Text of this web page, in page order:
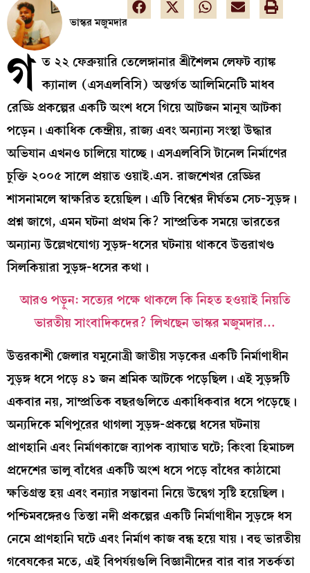
ভাস্কর মজুমদার
গ ত ২২ ফেব্রুয়ারি তেলেঙ্গানার শ্রীশৈলম লেফট ব্যাঙ্ক
ক্যানাল (এসএলবিসি) অন্তর্গত আলিমিনেটি মাধব
রেড্ডি প্রকল্পের একটি অংশ ধসে গিয়ে আটজন মানুষ আটকা
পড়েন। একাধিক কেন্দ্রীয়, রাজ্য এবং অন্যান্য সংস্থা উদ্ধার
অভিযান এখনও চালিয়ে যাচ্ছে। এসএলবিসি টানেল নির্মাণের
চুক্তি ২০০৫ সালে প্রয়াত ওয়াই.এস. রাজশেখর রেড্ডির
শাসনামলে স্বাক্ষরিত হয়েছিল। এটি বিশ্বের দীর্ঘতম সেচ-সুড়ঙ্গ।
প্রশ্ন জাগে, এমন ঘটনা প্রথম কি? সাম্প্রতিক সময়ে ভারতের
অন্যান্য উল্লেখযোগ্য সুড়ঙ্গ-ধসের ঘটনায় থাকবে উত্তরাখণ্ড
সিলকিয়ারা সুড়ঙ্গ-ধসের কথা।
আরও পড়ুন: সত্যের পক্ষে থাকলে কি নিহত হওয়াই নিয়তি
ভারতীয় সাংবাদিকদের? লিখছেন ভাস্কর মজুমদার…
উত্তরকাশী জেলার যমুনোত্রী জাতীয় সড়কের একটি নির্মাণাধীন
সুড়ঙ্গ ধসে পড়ে ৪১ জন শ্রমিক আটকে পড়েছিল। এই সুড়ঙ্গটি
একবার নয়, সাম্প্রতিক বছরগুলিতে একাধিকবার ধসে পড়েছে।
অন্যদিকে মণিপুরের থাগলা সুড়ঙ্গ-প্রকল্পে ধসের ঘটনায়
প্রাণহানি এবং নির্মাণকাজে ব্যাপক ব্যাঘাত ঘটে; কিংবা হিমাচল
প্রদেশের ভালু বাঁধের একটি অংশ ধসে পড়ে বাঁধের কাঠামো
ক্ষতিগ্রস্ত হয় এবং বন্যার সম্ভাবনা নিয়ে উদ্বেগ সৃষ্টি হয়েছিল।
পশ্চিমবঙ্গেরও তিস্তা নদী প্রকল্পের একটি নির্মাণাধীন সুড়ঙ্গে ধস
নেমে প্রাণহানি ঘটে এবং নির্মাণ কাজ বন্ধ হয়ে যায়। বহু ভারতীয়
গবেষকের মতে, এই বিপর্যয়গুলি বিজ্ঞানীদের বার বার সতর্কতা